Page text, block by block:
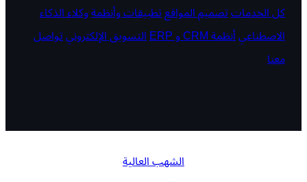
كل الخدماتتصميم المواقعتطبيقات وأنظمةوكلاء الذكاء
الاصطناعيأنظمة CRM و ERP التسويق الإلكترونيتواصل
معنا
الشهب العالية